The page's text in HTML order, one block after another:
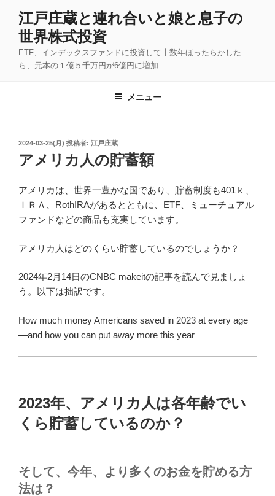
江戸庄蔵と連れ合いと娘と息子の
世界株式投資
ETF、インデックスファンドに投資して十数年ほったらかした
ら、元本の１億５千万円が6億円に増加
メニュー
投
稿
日:
2024-03-25(月) 投稿者: 江戸庄蔵
アメリカ人の貯蓄額
アメリカは、世界一豊かな国であり、貯蓄制度も401ｋ、
ＩＲＡ、RothIRAがあるとともに、ETF、ミューチュアル
ファンドなどの商品も充実しています。
アメリカ人はどのくらい貯蓄しているのでしょうか？
2024年2月14日のCNBC makeitの記事を読んで見ましょ
う。以下は拙訳です。
How much money Americans saved in 2023 at every age
—and how you can put away more this year
2023年、アメリカ人は各年齢でい
くら貯蓄しているのか？
そして、今年、より多くのお金を貯める方
法は？